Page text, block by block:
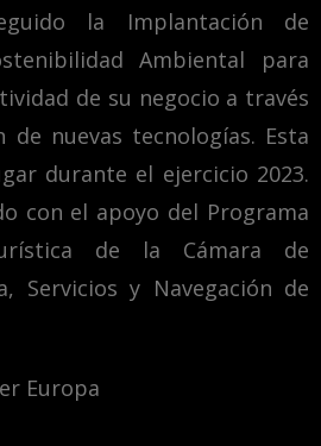
la Implantación de
Ambiental para
de su negocio a través
nuevas tecnologías. Esta
durante el ejercicio 2023.
con el apoyo del Programa
de la Cámara de
Servicios y Navegación de
Europa